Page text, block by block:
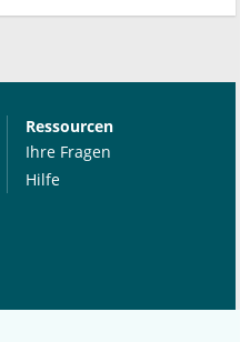
Ressourcen
Ihre Fragen
Hilfe